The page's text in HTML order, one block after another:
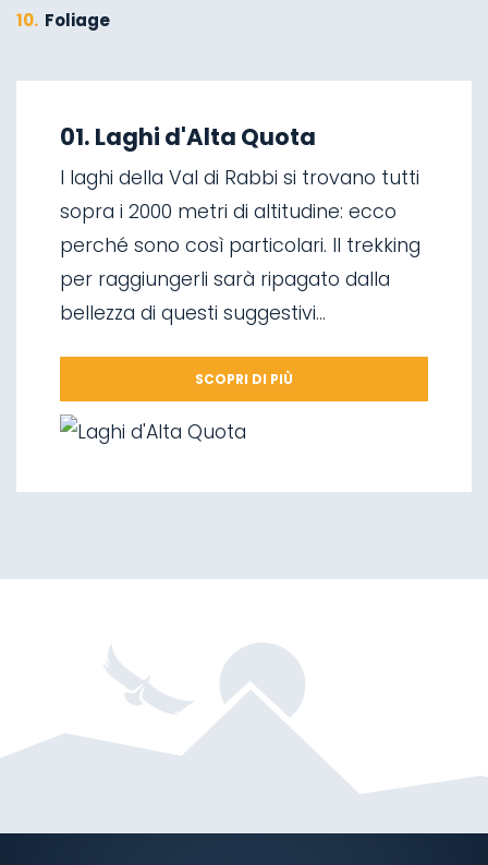
10. Foliage
Sci alpinismo
Discese in slitta
Arrampicata su ghiaccio
Mangiare in Malga
Cascate di Valorz
Ponte sospeso
La ‘Via delle Malghe’
01. Laghi d'Alta Quota
I laghi della Val di Rabbi si trovano tutti
sopra i 2000 metri di altitudine: ecco
perché sono così particolari. Il trekking
per raggiungerli sarà ripagato dalla
bellezza di questi suggestivi...
SCOPRI DI PIÙ